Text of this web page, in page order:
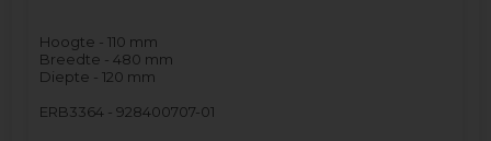
Hoogte - 110 mm
Breedte - 480 mm
Diepte - 120 mm
ERB3364 - 928400707-01